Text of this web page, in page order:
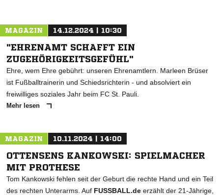
MAGAZIN 14.12.2024 | 10:30
"EHRENAMT SCHAFFT EIN
ZUGEHÖRIGKEITSGEFÜHL"
Ehre, wem Ehre gebührt: unseren Ehrenamtlern. Marleen Brüser
ist Fußballtrainerin und Schiedsrichterin - und absolviert ein
freiwilliges soziales Jahr beim FC St. Pauli.
Mehr lesen
MAGAZIN 10.11.2024 | 14:00
OTTENSENS KANKOWSKI: SPIELMACHER
MIT PROTHESE
Tom Kankowski fehlen seit der Geburt die rechte Hand und ein Teil
des rechten Unterarms. Auf FUSSBALL.de erzählt der 21-Jährige,